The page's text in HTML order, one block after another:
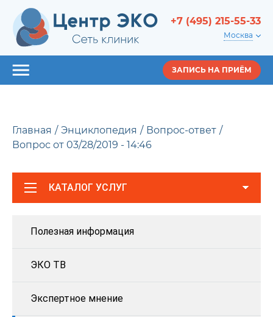
+7 (495) 215-55-33
Москва
ЗАПИСЬ НА ПРИЁМ
Главная Энциклопедия
Вопрос-ответ
Вопрос от 03/28/2019 - 14:46
КАТАЛОГ УСЛУГ
Полезная информация
ЭКО ТВ
Экспертное мнение